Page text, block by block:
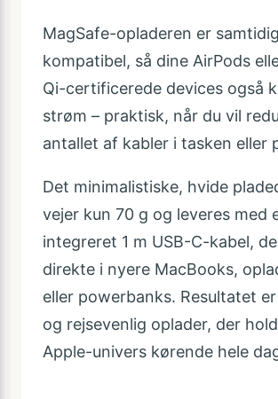
MagSafe-opladeren er
kompatibel, så dine AirPods
Qi-certificerede devices også
strøm – praktisk, når du vil
antallet af kabler i tasken eller
Det minimalistiske, hvide
vejer kun 70 g og leveres med
integreret 1 m USB-C-kabel,
direkte i nyere MacBooks,
eller powerbanks. Resultatet
og rejsevenlig oplader, der
Apple-univers kørende hele